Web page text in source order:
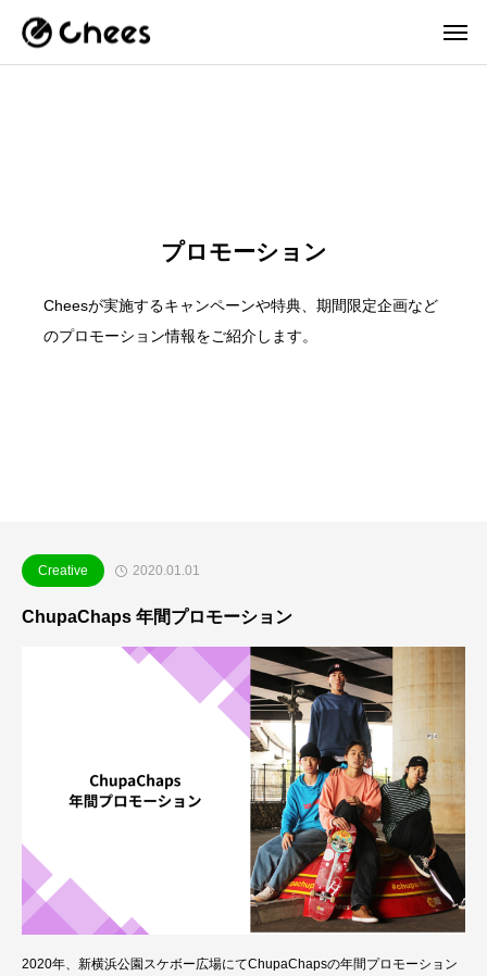
プロモーション
Cheesが実施するキャンペーンや特典、期間限定企画など
のプロモーション情報をご紹介します。
Creative 2020.01.01
ChupaChaps 年間プロモーション
2020年、新横浜公園スケボー広場にてChupaChapsの年間プロモーション